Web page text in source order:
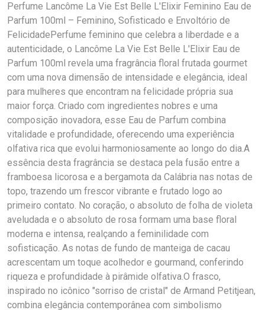
Perfume Lancôme La Vie Est Belle L'Elixir Feminino Eau de
Parfum 100ml – Feminino, Sofisticado e Envoltório de
FelicidadePerfume feminino que celebra a liberdade e a
autenticidade, o Lancôme La Vie Est Belle L'Elixir Eau de
Parfum 100ml revela uma fragrância floral frutada gourmet
com uma nova dimensão de intensidade e elegância, ideal
para mulheres que encontram na felicidade própria sua
maior força. Criado com ingredientes nobres e uma
composição inovadora, esse Eau de Parfum combina
vitalidade e profundidade, oferecendo uma experiência
olfativa rica que evolui harmoniosamente ao longo do dia.A
essência desta fragrância se destaca pela fusão entre a
framboesa licorosa e a bergamota da Calábria nas notas de
topo, trazendo um frescor vibrante e frutado logo ao
primeiro contato. No coração, o absoluto de folha de violeta
aveludada e o absoluto de rosa formam uma base floral
moderna e intensa, realçando a feminilidade com
sofisticação. As notas de fundo de manteiga de cacau
acrescentam um toque acolhedor e gourmand, conferindo
riqueza e profundidade à pirâmide olfativa.O frasco,
inspirado no icônico "sorriso de cristal" de Armand Petitjean,
combina elegância contemporânea com simbolismo